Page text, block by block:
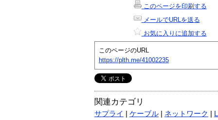
このページを印刷する
メールでURLを送る
お気に入りに追加する
このページのURL
https://plth.me/41002235
関連カテゴリ
サプライ ケーブル ネットワーク